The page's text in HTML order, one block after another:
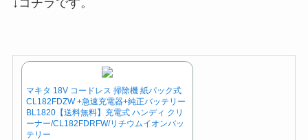
マキタ 18V コードレス 掃除機 紙パック式
CL182FDZW +急速充電器+純正バッテリー
BL1820【送料無料】充電式 ハンディ クリ
ーナー/CL182FDRFW/リチウムイオンバッ
テリー